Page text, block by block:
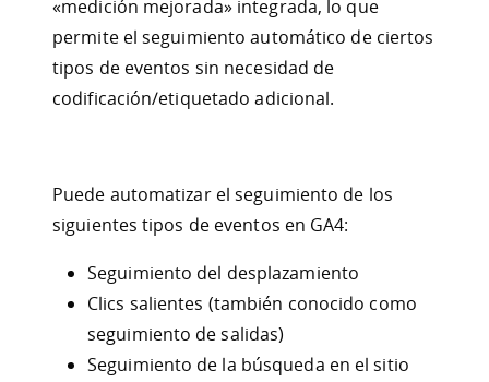
«medición mejorada» integrada, lo que
permite el seguimiento automático de ciertos
tipos de eventos sin necesidad de
codificación/etiquetado adicional.
Puede automatizar el seguimiento de los
siguientes tipos de eventos en GA4:
Seguimiento del desplazamiento
Clics salientes (también conocido como
seguimiento de salidas)
Seguimiento de la búsqueda en el sitio